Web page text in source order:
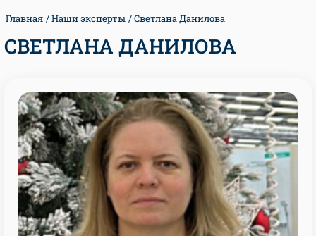
Главная Наши эксперты Светлана Данилова
СВЕТЛАНА ДАНИЛОВА